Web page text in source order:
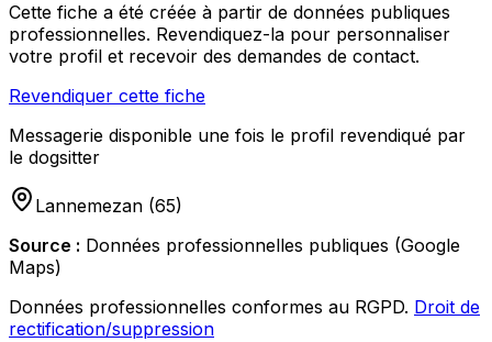
Cette fiche a été créée à partir de données publiques
professionnelles. Revendiquez-la pour personnaliser
votre profil et recevoir des demandes de contact.
Revendiquer cette fiche
Messagerie disponible une fois le profil revendiqué par
le dogsitter
Lannemezan (65)
Source : Données professionnelles publiques (Google
Maps)
Données professionnelles conformes au RGPD. Droit de
rectification/suppression